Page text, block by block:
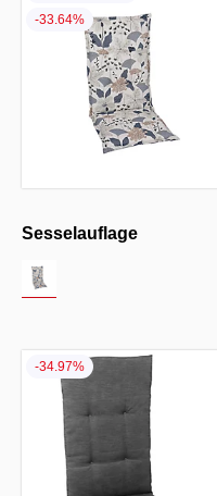
-33.64%
Sesselauflage
-34.97%